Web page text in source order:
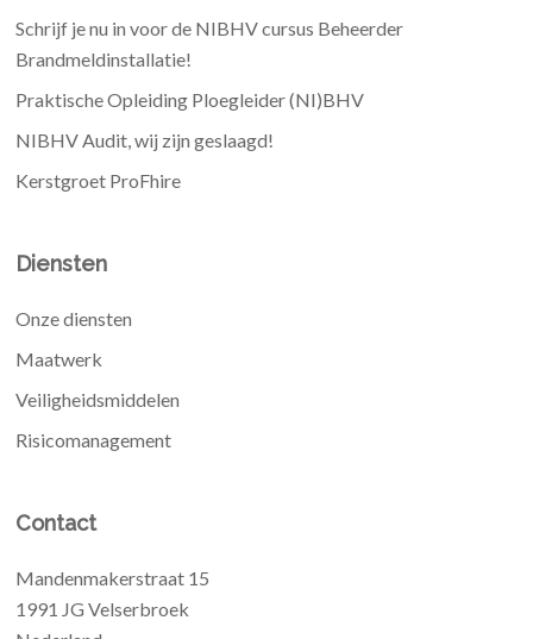
Schrijf je nu in voor de NIBHV cursus Beheerder
Brandmeldinstallatie!
Praktische Opleiding Ploegleider (NI)BHV
NIBHV Audit, wij zijn geslaagd!
Kerstgroet ProFhire
Diensten
Onze diensten
Maatwerk
Veiligheidsmiddelen
Risicomanagement
Contact
Mandenmakerstraat 15
1991 JG Velserbroek